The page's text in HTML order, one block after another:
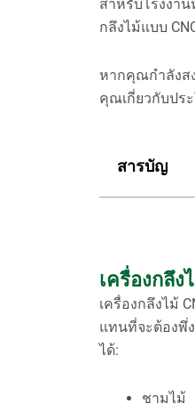
สำหรับโรงงา
กลึงไม้แบบ
หากคุณกำลังส
คุณเกี่ยวกับปร
สารบัญ
เครื่องกลึง
เครื่องกลึงไม้
แทนที่จะต้องพึ่
ได้:
ชามไม้